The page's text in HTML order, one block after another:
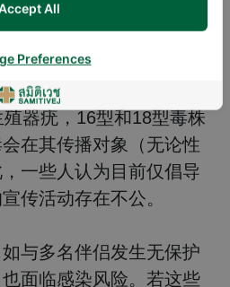
触（口交、阴道性交或
过直接接触病毒感染。
株超过150种，其中6型
器疣，16型和18型毒株
在其传播对象（无论性
一些人认为目前仅倡导
传活动存在不公。
与多名伴侣发生无保护
面临感染风险。若这些
All
Preferences